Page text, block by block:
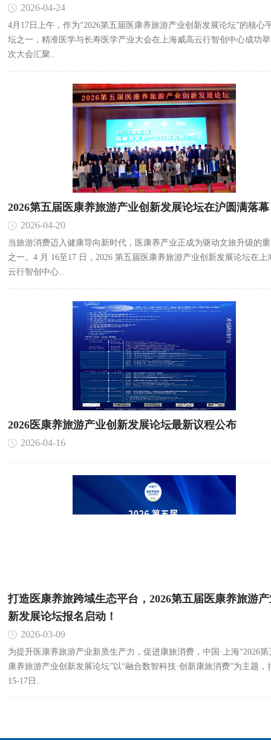
2026-04-24
4月17日上午，作为“2026第五届医康养旅游产业创新发展论坛”的核心
坛之一，精准医学与长寿医学产业大会在上海威高云行智创中心成功
次大会汇聚..
2026第五届医康养旅游产业创新发展论坛在沪圆满落幕
2026-04-20
当旅游消费迈入健康导向新时代，医康养产业正成为驱动文旅升级的
之一。4 月 16至17 日，2026 第五届医康养旅游产业创新发展论坛在上
云行智创中心..
2026医康养旅游产业创新发展论坛最新议程公布
2026-04-16
打造医康养旅跨域生态平台，2026第五届医康养旅游
新发展论坛报名启动！
2026-03-09
为提升医康养旅游产业新质生产力，促进康旅消费，中国·上海“2026第
康养旅游产业创新发展论坛”以“融合数智科技·创新康旅消费”为主题，
15-17日..